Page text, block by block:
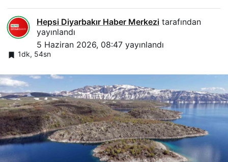
Hepsi Diyarbakır Haber Merkezi tarafından
yayınlandı
5 Haziran 2026, 08:47 yayınlandı
1dk, 54sn
Doğanın Temizlikçileri
Görsel Şölen
Oluşturdu